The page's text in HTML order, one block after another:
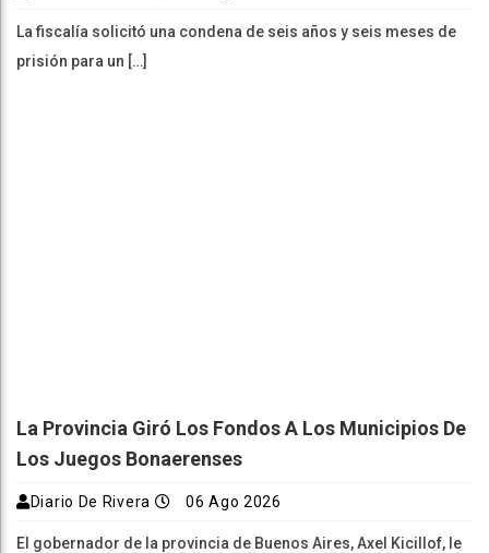
La fiscalía solicitó una condena de seis años y seis meses de
prisión para un […]
La Provincia Giró Los Fondos A Los Municipios De
Los Juegos Bonaerenses
Diario De Rivera 06 Ago 2026
El gobernador de la provincia de Buenos Aires, Axel Kicillof, le